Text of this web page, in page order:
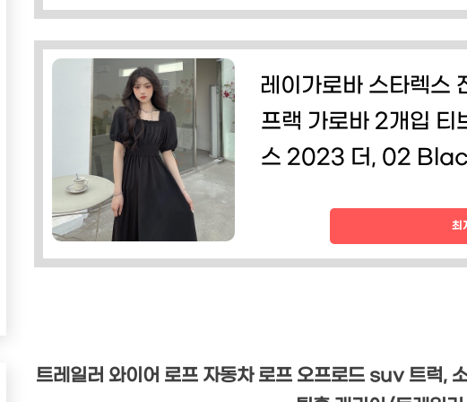
레이가로바 스타렉스
프랙 가로바 2개입 티
스 2023 더, 02
최
트레일러 와이어 로프 자동차 로프 오프로드 suv 트럭,